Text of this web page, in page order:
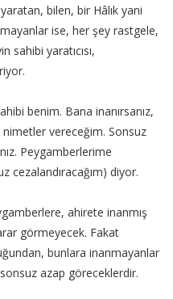
bilen, bir Hâlık yani
ise, her şey rastgele,
yaratıcısı,
benim. Bana inanırsanız,
nimetler vereceğim. Sonsuz
Peygamberlerime
cezalandıracağım) diyor.
ahirete inanmış
görmeyecek. Fakat
bunlara inanmayanlar
azap göreceklerdir.